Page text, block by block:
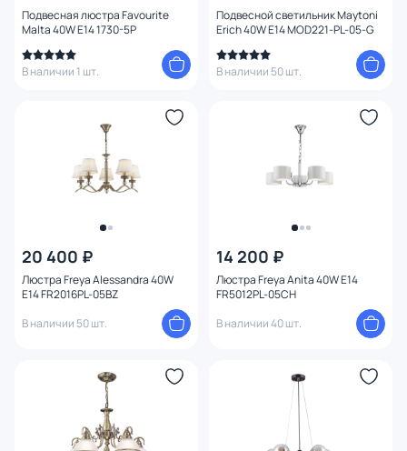
Подвесная люстра Favourite
Malta 40W E14 1730-5P
В наличии 1 шт.
Подвесной светильник Maytoni
Erich 40W E14 MOD221-PL-05-G
В наличии 50 шт.
20 400 ₽
Люстра Freya Alessandra 40W
E14 FR2016PL-05BZ
В наличии 50 шт.
14 200 ₽
Люстра Freya Anita 40W E14
FR5012PL-05CH
В наличии 40 шт.
Количество ламп
Вид лампы
Цвет свечения
Тип помещения
Назначение
Вид рассеивателя
Форма плафона